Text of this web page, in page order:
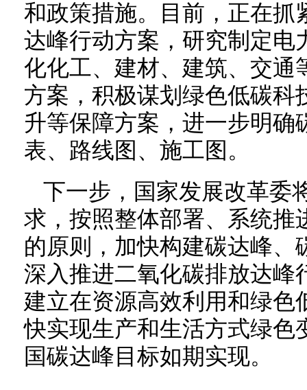
和政策措施。目前，正在抓
达峰行动方案，研究制定电
化化工、建材、建筑、交通
方案，积极谋划绿色低碳科
升等保障方案，进一步明确
表、路线图、施工图。
下一步，国家发展改革委
求，按照整体部署、系统推
的原则，加快构建碳达峰、
深入推进二氧化碳排放达峰
建立在资源高效利用和绿色
快实现生产和生活方式绿色
国碳达峰目标如期实现。